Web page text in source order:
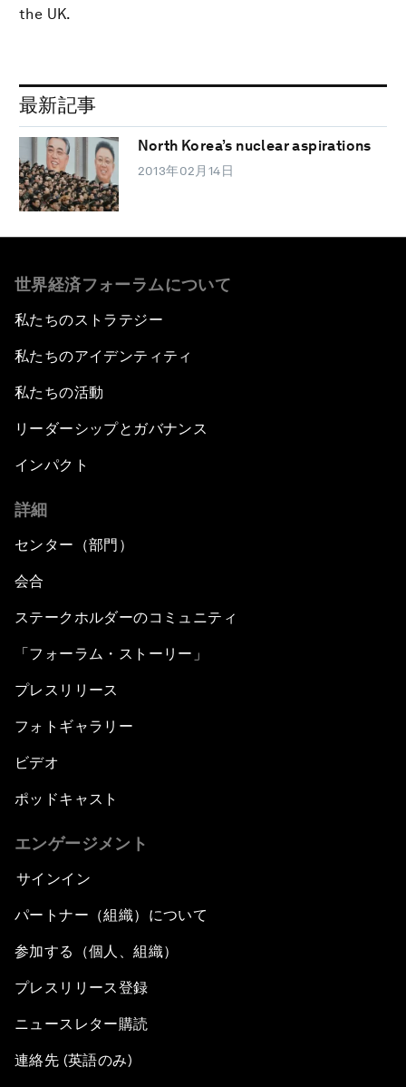
the UK.
最新記事
North Korea’s nuclear aspirations
2013年02月14日
世界経済フォーラムについて
私たちのストラテジー
私たちのアイデンティティ
私たちの活動
リーダーシップとガバナンス
インパクト
詳細
センター（部門）
会合
ステークホルダーのコミュニティ
「フォーラム・ストーリー」
プレスリリース
フォトギャラリー
ビデオ
ポッドキャスト
エンゲージメント
サインイン
パートナー（組織）について
参加する（個人、組織）
プレスリリース登録
ニュースレター購読
連絡先 (英語のみ)